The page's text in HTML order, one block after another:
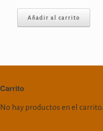
Añadir al carrito
Carrito
No hay productos en el carrito.